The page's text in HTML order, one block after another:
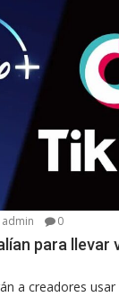
admin 0
para llevar
a creadores